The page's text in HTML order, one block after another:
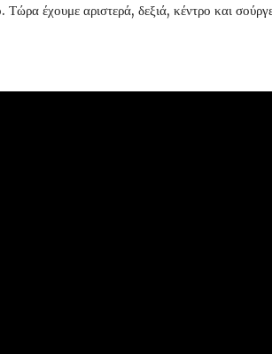
έχουμε αριστερά, δεξιά, κέντρο και